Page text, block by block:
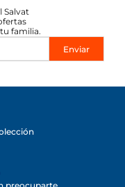
Salvat
familia.
Enviar